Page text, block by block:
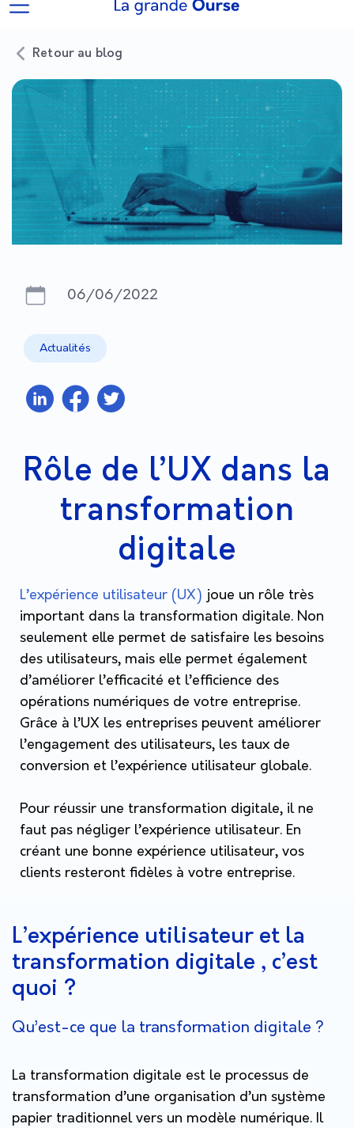
Retour au blog
06/06/2022
Actualités
Rôle de l’UX dans la
transformation
digitale
L’expérience utilisateur (UX) joue un rôle très
important dans la transformation digitale. Non
seulement elle permet de satisfaire les besoins
des utilisateurs, mais elle permet également
d’améliorer l’efficacité et l’efficience des
opérations numériques de votre entreprise.
Grâce à l’UX les entreprises peuvent améliorer
l’engagement des utilisateurs, les taux de
conversion et l’expérience utilisateur globale.
Pour réussir une transformation digitale, il ne
faut pas négliger l’expérience utilisateur. En
créant une bonne expérience utilisateur, vos
clients resteront fidèles à votre entreprise.
L’expérience utilisateur et la
transformation digitale , c’est
quoi ?
Qu’est-ce que la transformation digitale ?
La transformation digitale est le processus de
transformation d’une organisation d’un système
papier traditionnel vers un modèle numérique. Il